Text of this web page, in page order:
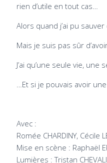
rien d’utile en tout cas…
Alors quand j’ai pu sauver
Mais je suis pas sûr
J’ai qu’une seule vie,
…Et si je pouvais avoir
Avec :
Romée CHARDINY, Cécile
Mise en scène : Raphaël
Lumières : Tristan